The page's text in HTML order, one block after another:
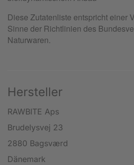
Hersteller
RAWBITE Aps
Brudelysvej 23
2880 Bagsværd
Dänemark